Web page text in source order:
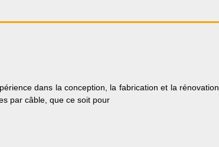
dans la conception, la fabrication et la rénovation
par câble, que ce soit pour